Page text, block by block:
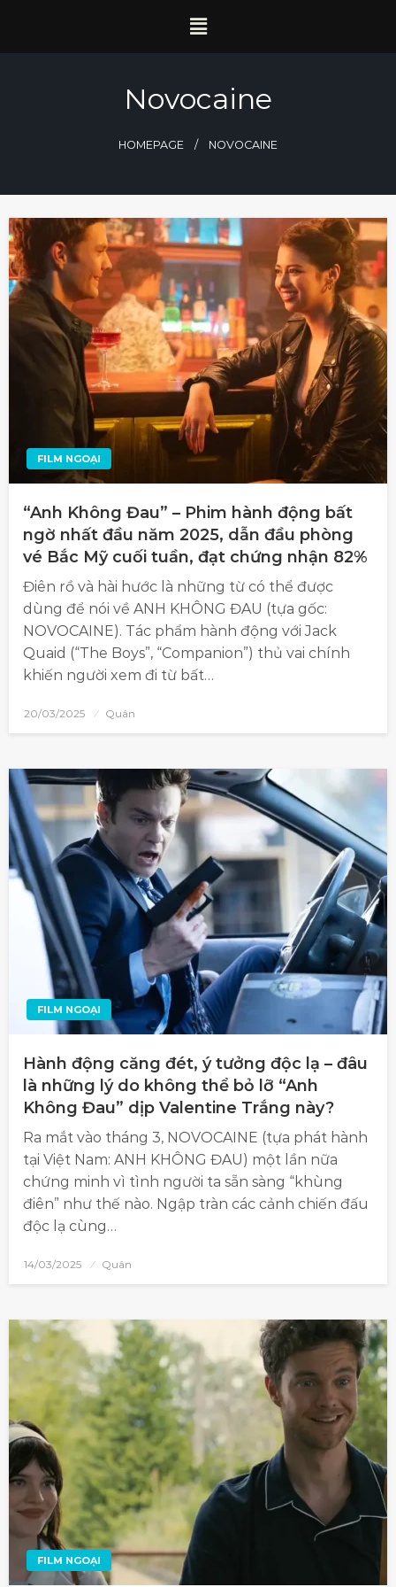
Novocaine
HOMEPAGE NOVOCAINE
FILM NGOẠI
“Anh Không Đau” – Phim hành động bất
ngờ nhất đầu năm 2025, dẫn đầu phòng
vé Bắc Mỹ cuối tuần, đạt chứng nhận 82%
Điên rồ và hài hước là những từ có thể được
dùng để nói về ANH KHÔNG ĐAU (tựa gốc:
NOVOCAINE). Tác phẩm hành động với Jack
Quaid (“The Boys”, “Companion”) thủ vai chính
khiến người xem đi từ bất…
20/03/2025 Quân
FILM NGOẠI
Hành động căng đét, ý tưởng độc lạ – đâu
là những lý do không thể bỏ lỡ “Anh
Không Đau” dịp Valentine Trắng này?
Ra mắt vào tháng 3, NOVOCAINE (tựa phát hành
tại Việt Nam: ANH KHÔNG ĐAU) một lần nữa
chứng minh vì tình người ta sẵn sàng “khùng
điên” như thế nào. Ngập tràn các cảnh chiến đấu
độc lạ cùng…
14/03/2025 Quân
FILM NGOẠI